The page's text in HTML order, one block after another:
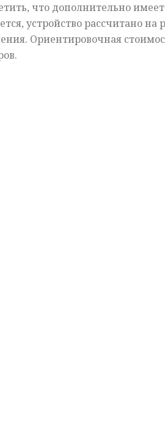
что дополнительно
устройство рассчитано на
Ориентировочная